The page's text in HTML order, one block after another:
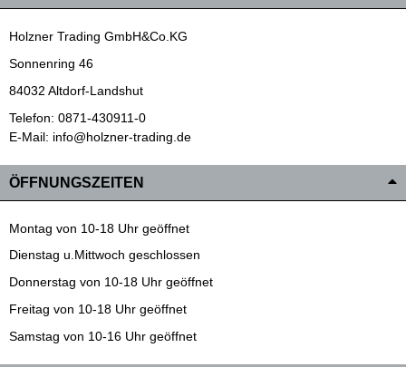
Holzner Trading GmbH&Co.KG
Sonnenring 46
84032 Altdorf-Landshut
Telefon: 0871-430911-0
E-Mail: info@holzner-trading.de
ÖFFNUNGSZEITEN
Montag von 10-18 Uhr geöffnet
Dienstag u.Mittwoch geschlossen
Donnerstag von 10-18 Uhr geöffnet
Freitag von 10-18 Uhr geöffnet
Samstag von 10-16 Uhr geöffnet